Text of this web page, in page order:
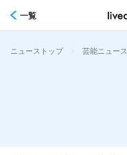
一覧
ニューストップ > 芸能ニュース